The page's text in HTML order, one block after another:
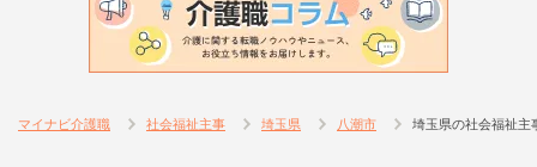
マイナビ介護職 社会福祉主事 埼玉県 八潮市 埼玉県の社会福祉主